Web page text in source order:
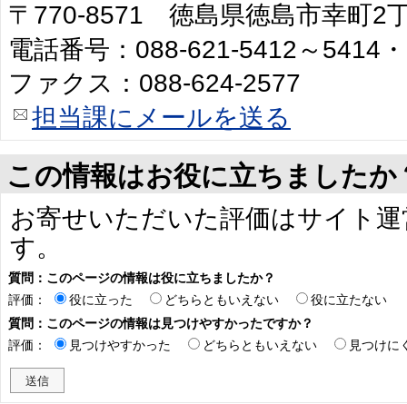
〒770-8571 徳島県徳島市幸町2
電話番号：088-621-5412～5414
ファクス：088-624-2577
担当課にメールを送る
この情報はお役に立ちましたか
お寄せいただいた評価はサイト
す。
質問：このページの情報は役に立ちましたか？
評価：
役に立った どちらともいえない
役に立たない
質問：このページの情報は見つけやすかったですか？
評価：
見つけやすかった どちらともいえない 見つけに